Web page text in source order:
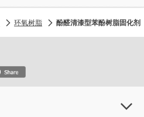
环氧树脂 酚醛清漆型苯酚树脂固化剂